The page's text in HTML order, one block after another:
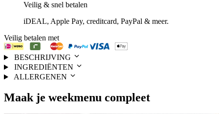
Veilig & snel betalen
iDEAL, Apple Pay, creditcard, PayPal & meer.
Veilig betalen met
BESCHRIJVING
INGREDIËNTEN
ALLERGENEN
Maak je weekmenu compleet